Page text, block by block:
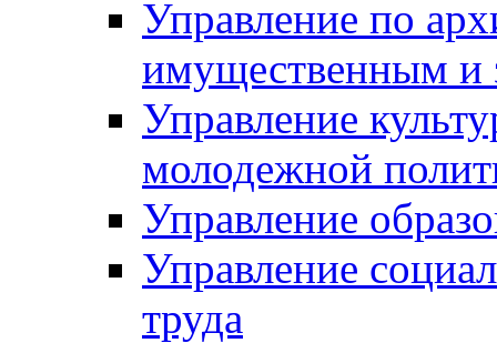
Управление по
имущественным и
Управление
молодежной
Управление
Управление
труда